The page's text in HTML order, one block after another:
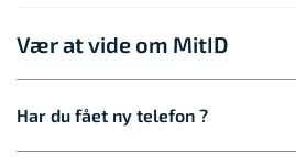
Vær at vide om MitID
Har du fået ny telefon ?